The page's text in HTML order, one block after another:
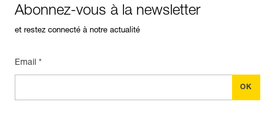
Abonnez-vous à la newsletter
et restez connecté à notre actualité
Email *